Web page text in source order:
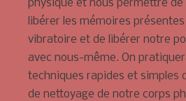
physique et nous permettre de
libérer les mémoires
vibratoire et de libérer notre
avec nous-même. On
techniques rapides et simples
de nettoyage de notre corps